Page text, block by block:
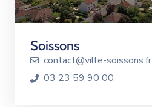
Soissons
contact@ville-soissons.fr
03 23 59 90 00